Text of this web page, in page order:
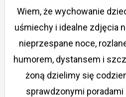
Wiem, że wychowanie
uśmiechy i idealne zdjęcia
nieprzespane noce,
humorem, dystansem i
żoną dzielimy się
sprawdzonymi